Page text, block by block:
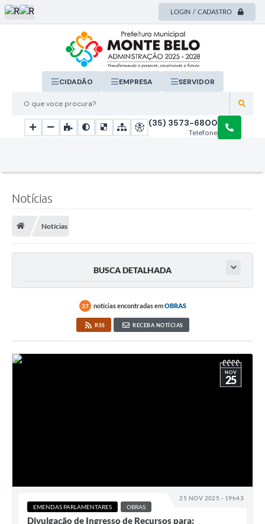
LOGIN / CADASTRO
O que voce procura?
CIDADÃO EMPRESA SERVIDOR
Telefone
(35) 3573-6800
Notícias
Notícias
BUSCA DETALHADA
37 notícias encontradas emOBRAS
RSS RECEBA NOTÍCIAS
25 NOV 2025 - 19h43
NOV
25
EMENDAS PARLAMENTARES OBRAS
Divulgação de Ingresso de Recursos para: